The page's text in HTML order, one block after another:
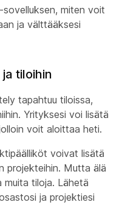
miten voit
ja välttääksesi
tiloihin
tapahtuu tiloissa,
Yrityksesi voi lisätä
voit aloittaa heti.
voivat lisätä
projekteihin. Mutta älä
muita tiloja. Lähetä
ja projektiesi